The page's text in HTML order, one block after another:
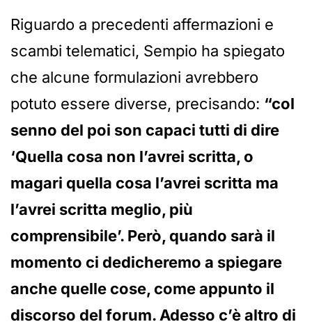
Riguardo a precedenti affermazioni e
scambi telematici, Sempio ha spiegato
che alcune formulazioni avrebbero
potuto essere diverse, precisando: “col
senno del poi son capaci tutti di dire
‘Quella cosa non l’avrei scritta, o
magari quella cosa l’avrei scritta ma
l’avrei scritta meglio, più
comprensibile’. Però, quando sarà il
momento ci dedicheremo a spiegare
anche quelle cose, come appunto il
discorso del forum. Adesso c’è altro di